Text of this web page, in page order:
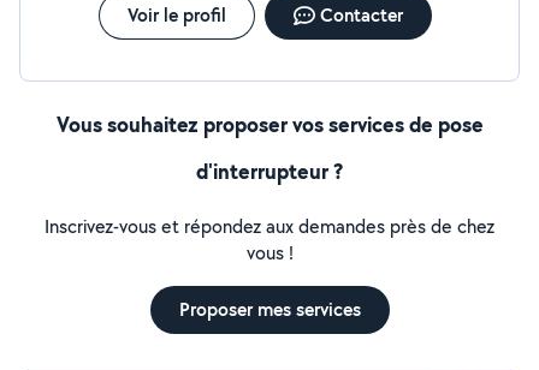
Voir le profil Contacter
Vous souhaitez proposer vos services de pose
d'interrupteur ?
Inscrivez-vous et répondez aux demandes près de chez
vous !
Proposer mes services